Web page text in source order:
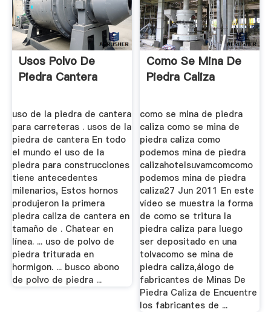
Usos Polvo De
Piedra Cantera
uso de la piedra de cantera
para carreteras . usos de la
piedra de cantera En todo
el mundo el uso de la
piedra para construcciones
tiene antecedentes
milenarios, Estos hornos
produjeron la primera
piedra caliza de cantera en
tamaño de . Chatear en
línea. ... uso de polvo de
piedra triturada en
hormigon. ... busco abono
de polvo de piedra ...
Como Se Mina De
Piedra Caliza
como se mina de piedra
caliza como se mina de
piedra caliza como
podemos mina de piedra
calizahotelsuvamcomcomo
podemos mina de piedra
caliza27 Jun 2011 En este
vídeo se muestra la forma
de como se tritura la
piedra caliza para luego
ser depositado en una
tolvacomo se mina de
piedra caliza,álogo de
fabricantes de Minas De
Piedra Caliza de Encuentre
los fabricantes de ...